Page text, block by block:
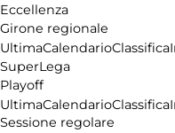
Eccellenza
Girone regionale
UltimaCalendarioClassifica
SuperLega
Playoff
UltimaCalendarioClassifica
Sessione regolare